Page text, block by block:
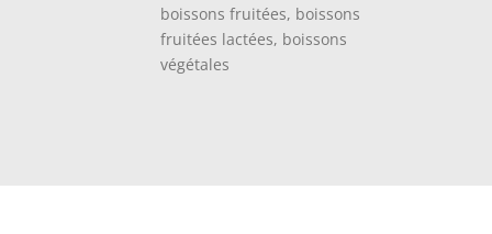
boissons fruitées, boissons
fruitées lactées, boissons
végétales